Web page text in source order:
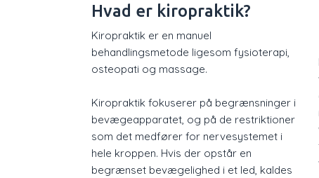
Hvad er kiropraktik?
Kiropraktik er en manuel
behandlingsmetode ligesom fysioterapi,
osteopati og massage.
Kiropraktik fokuserer på begrænsninger i
bevægeapparatet, og på de restriktioner
som det medfører for nervesystemet i
hele kroppen. Hvis der opstår en
begrænset bevægelighed i et led, kaldes